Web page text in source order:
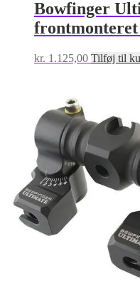
Bowfinger
kr. 1.125,00 Tilføj til